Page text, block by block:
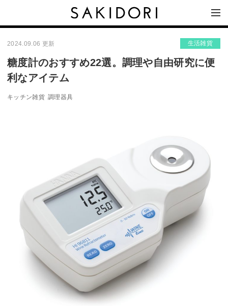
2024.09.06 更新 生活雑貨
糖度計のおすすめ22選。調理や自由研究に便
利なアイテム
キッチン雑貨 調理器具